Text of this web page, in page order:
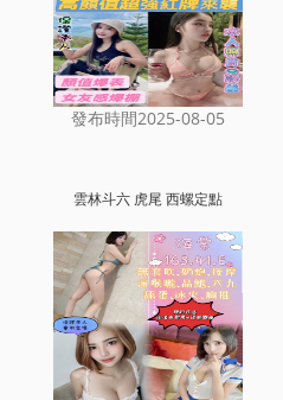
發布時間2025-08-05
雲林斗六 虎尾 西螺定點